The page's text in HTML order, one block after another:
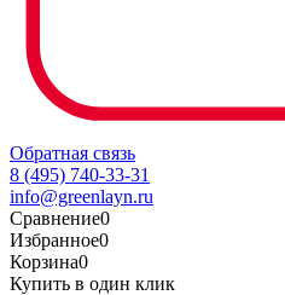
Обратная связь
8 (495) 740-33-31
info@greenlayn.ru
Сравнение0
Избранное0
Корзина0
Купить в один клик